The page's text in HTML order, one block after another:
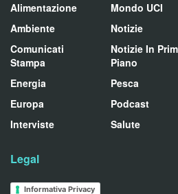
Alimentazione
Ambiente
Comunicati
Stampa
Energia
Europa
Interviste
Mondo UCI
Notizie
Notizie In
Piano
Pesca
Podcast
Salute
Legal
Informativa Privacy